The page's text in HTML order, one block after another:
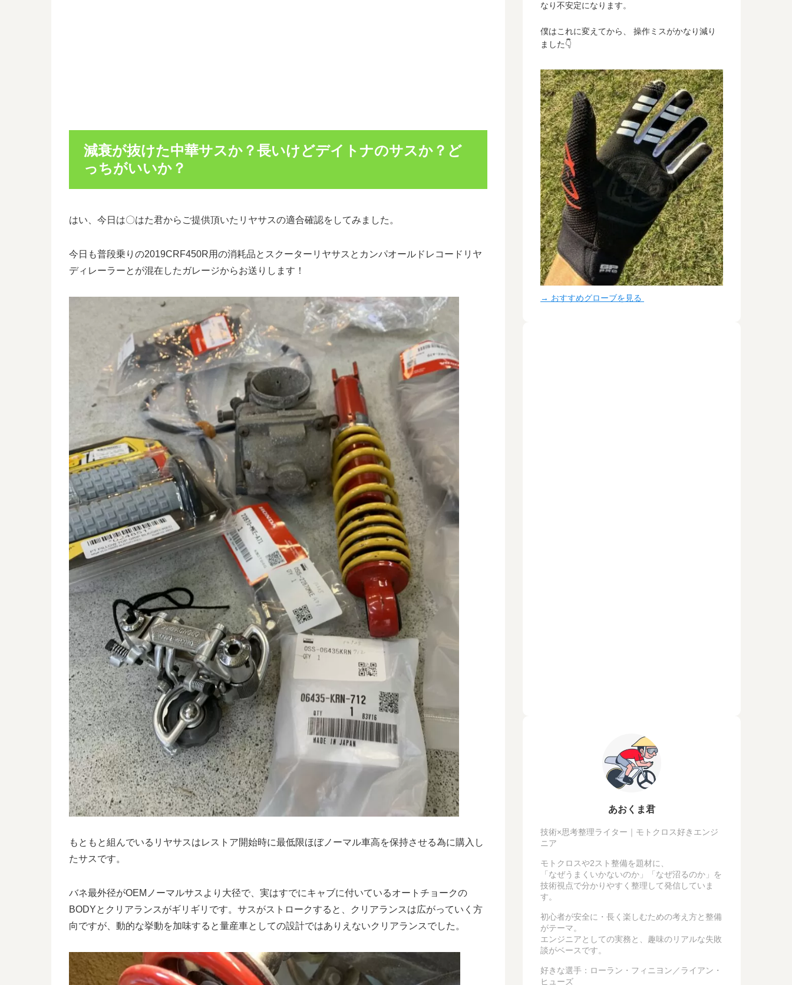
減衰が抜けた中華サスか？長いけどデイトナのサスか？ど
っちがいいか？
はい、今日は〇はた君からご提供頂いたリヤサスの適合確認をしてみました。
今日も普段乗りの2019CRF450R用の消耗品とスクーターリヤサスとカンパオールドレコードリヤ
ディレーラーとが混在したガレージからお送りします！
もともと組んでいるリヤサスはレストア開始時に最低限ほぼノーマル車高を保持させる為に購入し
たサスです。
バネ最外径がOEMノーマルサスより大径で、実はすでにキャブに付いているオートチョークの
BODYとクリアランスがギリギリです。サスがストロークすると、クリアランスは広がっていく方
向ですが、動的な挙動を加味すると量産車としての設計ではありえないクリアランスでした。
なり不安定になります。
僕はこれに変えてから、 操作ミスがかなり減り
ました👇
→ おすすめグローブを見る
あおくま君
技術×思考整理ライター｜モトクロス好きエンジ
ニア
モトクロスや2スト整備を題材に、
「なぜうまくいかないのか」「なぜ沼るのか」を
技術視点で分かりやすく整理して発信していま
す。
初心者が安全に・長く楽しむための考え方と整備
がテーマ。
エンジニアとしての実務と、趣味のリアルな失敗
談がベースです。
好きな選手：ローラン・フィニヨン／ライアン・
ヒューズ